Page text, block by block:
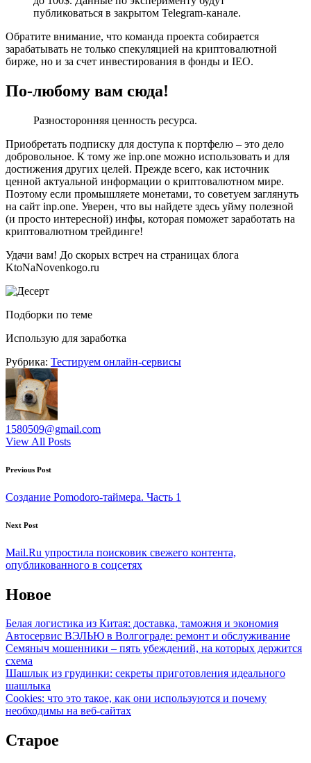
публиковаться в закрытом Telegram-канале.
Обратите внимание, что команда проекта собирается
зарабатывать не только спекуляцией на криптовалютной
бирже, но и за счет инвестирования в фонды и IEO.
По-любому вам сюда!
Разносторонняя ценность ресурса.
Приобретать подписку для доступа к портфелю – это дело
добровольное. К тому же inp.one можно использовать и для
достижения других целей. Прежде всего, как источник
ценной актуальной информации о криптовалютном мире.
Поэтому если промышляете монетами, то советуем заглянуть
на сайт inp.one. Уверен, что вы найдете здесь уйму полезной
(и просто интересной) инфы, которая поможет заработать на
криптовалютном трейдинге!
Удачи вам! До скорых встреч на страницах блога
KtoNaNovenkogo.ru
Подборки по теме
Использую для заработка
Рубрика: Тестируем онлайн-сервисы
1580509@gmail.com
View All Posts
Post
navigation
Previous Post
Создание Pomodoro-таймера. Часть 1
Next Post
Mail.Ru упростила поисковик свежего контента,
опубликованного в соцсетях
Новое
Белая логистика из Китая: доставка, таможня и экономия
Автосервис ВЭЛЬЮ в Волгограде: ремонт и обслуживание
Семяныч мошенники – пять убеждений, на которых держится
схема
Шашлык из грудинки: секреты приготовления идеального
шашлыка
Cookies: что это такое, как они используются и почему
необходимы на веб-сайтах
Старое